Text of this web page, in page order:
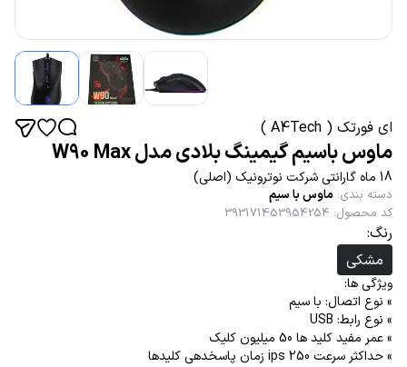
ای فورتک ( A4Tech )
ماوس باسیم گیمینگ بلادی مدل W90 Max
18 ماه گارانتی شرکت نوترونیک (اصلی)
دسته بندی: ماوس با سیم
کد محصول:
393171453954254
رنگ:
مشکی
ویژگی ها:
» نوع اتصال: با سیم
» نوع رابط: USB
» عمر مفید کلید ها 50 میلیون کلیک
» حداکثر سرعت 250 ips زمان پاسخدهی کلیدها